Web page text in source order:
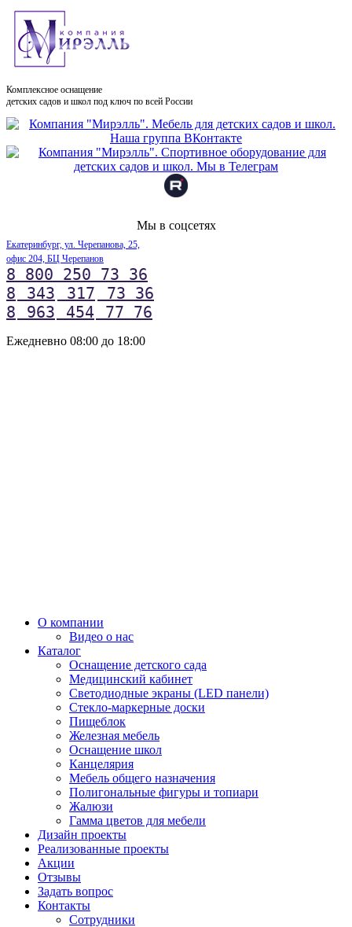
Комплексное оснащение
детских садов и школ под ключ по всей России
Мы в соцсетях
Екатеринбург, ул. Черепанова, 25,
офис 204, БЦ Черепанов
8 800 250 73 36
8
343 317
73 36
8
963 454 77 76
Ежедневно 08:00 до 18:00
О компании
Видео о нас
Каталог
Оснащение детского сада
Медицинский кабинет
Светодиодные экраны (LED панели)
Стекло-маркерные доски
Пищеблок
Железная мебель
Оснащение школ
Канцелярия
Мебель общего назначения
Полигональные фигуры и топиари
Жалюзи
Гамма цветов для мебели
Дизайн проекты
Реализованные проекты
Акции
Отзывы
Задать вопрос
Контакты
Сотрудники